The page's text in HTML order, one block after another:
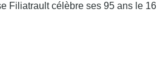
Filiatrault célèbre ses 95 ans le 16